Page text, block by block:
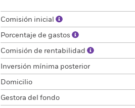
Comisión inicial
Porcentaje de gastos
Comisión de rentabilidad
Inversión mínima posterior
Domicilio
Gestora del fondo